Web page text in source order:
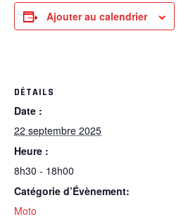
Ajouter au calendrier
DÉTAILS
Date :
22 septembre 2025
Heure :
8h30 - 18h00
Catégorie d’Évènement:
Moto